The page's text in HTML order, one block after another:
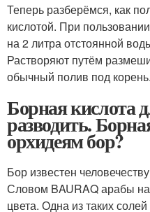
Теперь разберёмся, как
кислотой. При
на 2 литра отстоянной
Растворяют путём
обычный полив под корень.
Борная кислота
разводить.
орхидеям бор?
Бор известен
Словом BAURAQ арабы
цвета. Одна из таких